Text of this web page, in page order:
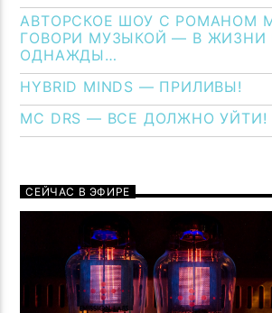
АВТОРСКОЕ ШОУ С РОМАНОМ
ГОВОРИ МУЗЫКОЙ — В ЖИЗНИ
ОДНАЖДЫ…
HYBRID MINDS — ПРИЛИВЫ!
MC DRS — ВСЕ ДОЛЖНО УЙТИ!
СЕЙЧАС В ЭФИРЕ